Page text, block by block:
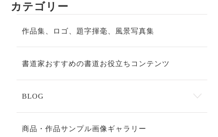
カテゴリー
作品集、ロゴ、題字揮毫、風景写真集
書道家おすすめの書道お役立ちコンテンツ
BLOG
商品・作品サンプル画像ギャラリー